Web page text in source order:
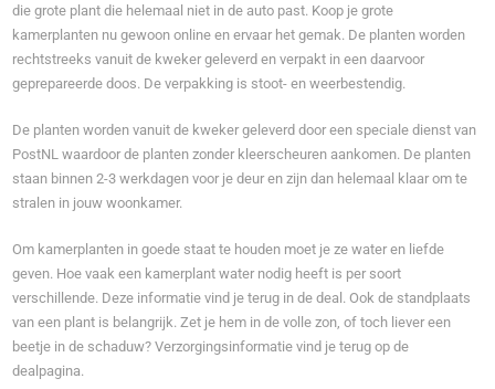
die grote plant die helemaal niet in de auto past. Koop je grote
kamerplanten nu gewoon online en ervaar het gemak. De planten worden
rechtstreeks vanuit de kweker geleverd en verpakt in een daarvoor
geprepareerde doos. De verpakking is stoot- en weerbestendig.
De planten worden vanuit de kweker geleverd door een speciale dienst van
PostNL waardoor de planten zonder kleerscheuren aankomen. De planten
staan binnen 2-3 werkdagen voor je deur en zijn dan helemaal klaar om te
stralen in jouw woonkamer.
Om kamerplanten in goede staat te houden moet je ze water en liefde
geven. Hoe vaak een kamerplant water nodig heeft is per soort
verschillende. Deze informatie vind je terug in de deal. Ook de standplaats
van een plant is belangrijk. Zet je hem in de volle zon, of toch liever een
beetje in de schaduw? Verzorgingsinformatie vind je terug op de
dealpagina.